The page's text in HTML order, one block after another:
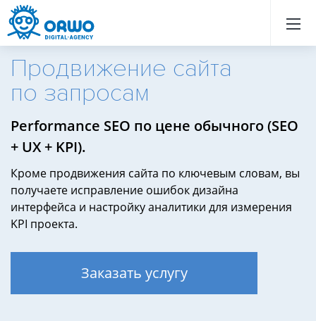
Продвижение сайта
по запросам
Performance SEO по цене обычного (SEO
+ UX + KPI).
Кроме продвижения сайта по ключевым словам, вы
получаете исправление ошибок дизайна
интерфейса и настройку аналитики для измерения
KPI проекта.
Заказать услугу
Назад
Назад
Назад
Назад
Назад
Назад
Назад
Назад
Назад
Назад
Назад
Назад
Назад
Назад
Назад
Назад
Назад
Назад
Назад
Назад